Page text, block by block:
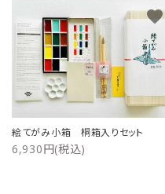
絵てがみ小箱 桐箱入りセット
6,930円(税込)
favorite